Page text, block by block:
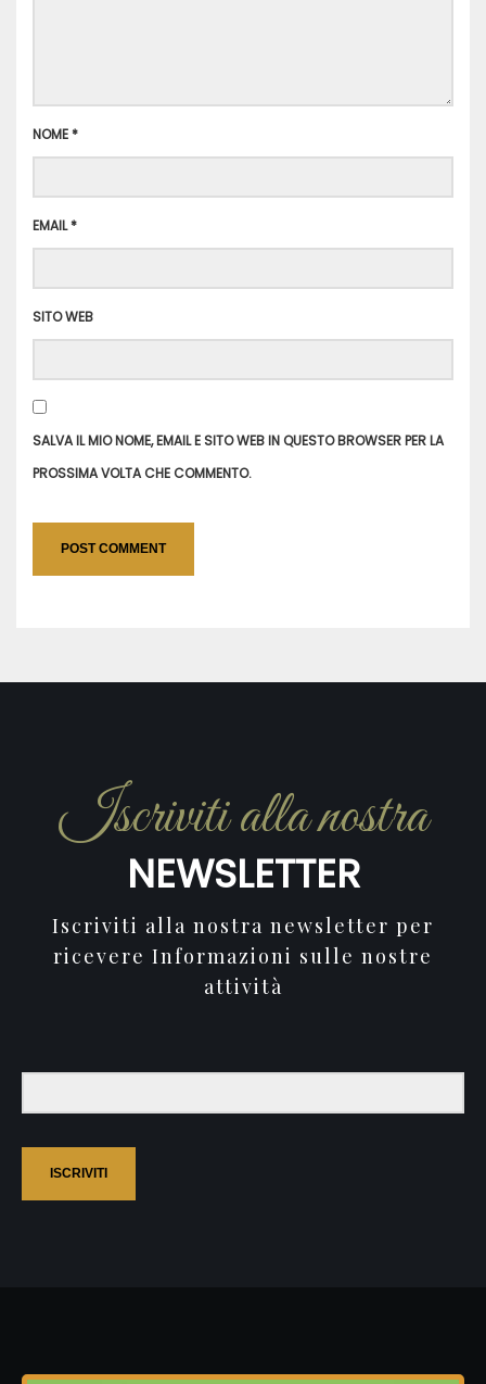
NOME*
EMAIL*
SITO WEB
SALVA IL MIO NOME, EMAIL E SITO WEB IN QUESTO BROWSER PER LA
PROSSIMA VOLTA CHE COMMENTO.
Iscriviti alla nostra
NEWSLETTER
Iscriviti alla nostra newsletter per
ricevere Informazioni sulle nostre
attività
ISCRIVITI